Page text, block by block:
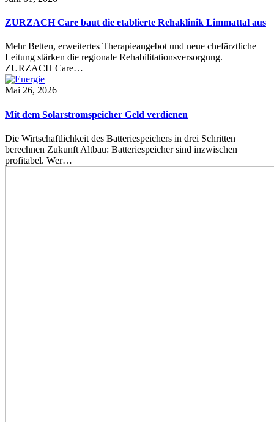
ZURZACH Care baut die etablierte Rehaklinik Limmattal aus
Mehr Betten, erweitertes Therapieangebot und neue chefärztliche
Leitung stärken die regionale Rehabilitationsversorgung.
ZURZACH Care…
Mai 26, 2026
Mit dem Solarstromspeicher Geld verdienen
Die Wirtschaftlichkeit des Batteriespeichers in drei Schritten
berechnen Zukunft Altbau: Batteriespeicher sind inzwischen
profitabel. Wer…